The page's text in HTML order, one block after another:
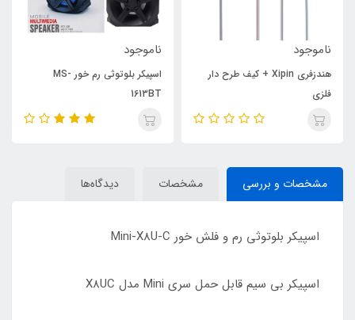
ناموجود
هندزفری Xipin + کیف طرح دار
فلزی
ناموجود
اسپیکر بلوتوثی رم خور MS-
1613BT
مشخصات و بررسی مشخصات دیدگاه‌ها
اسپیکر بلوتوثی رم و فلش خور Mini-X8U-C
اسپیکر بی سیم قابل حمل سری Mini مدل X8UC